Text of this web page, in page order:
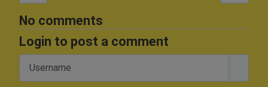
No comments
Login to post a comment